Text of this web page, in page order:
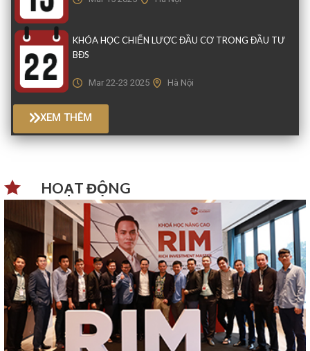
KHÓA HỌC CHIẾN LƯỢC ĐẦU CƠ TRONG ĐẦU TƯ
BĐS
Mar 22-23 2025 Hà Nội
XEM THÊM
HOẠT ĐỘNG